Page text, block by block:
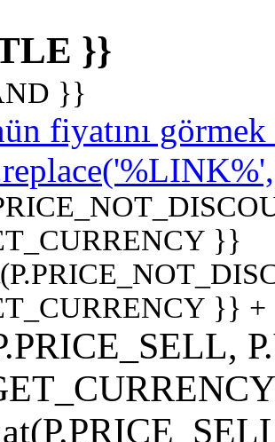
}}
}}
fiyatını
}}
}}